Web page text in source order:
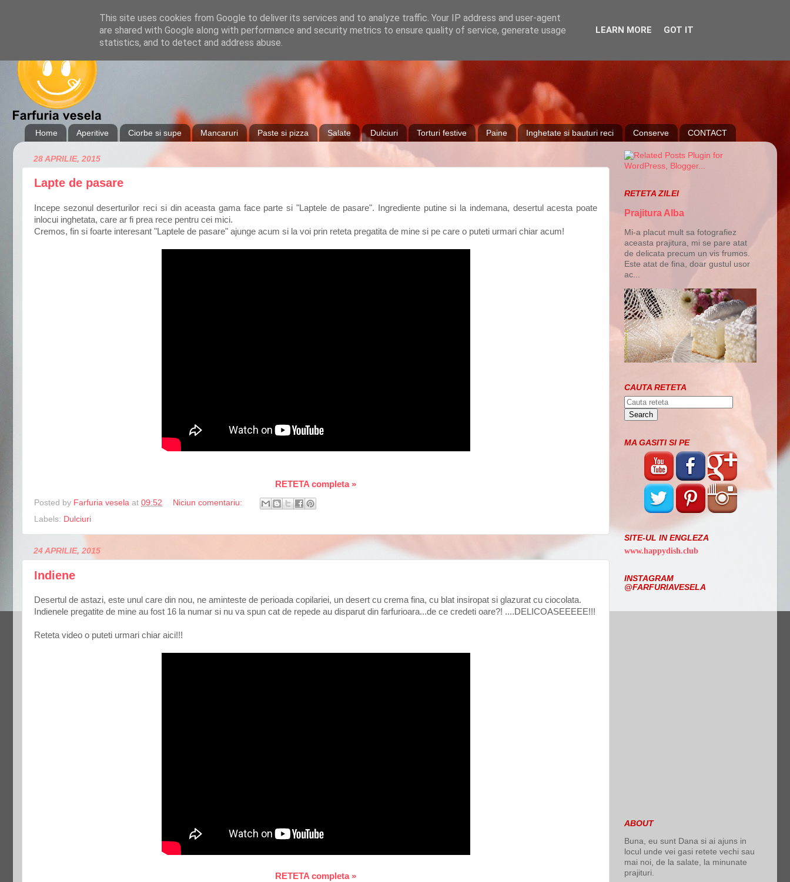
Home Aperitive Ciorbe si supe Mancaruri Paste si pizza Salate Dulciuri Torturi festive Paine Inghetate si bauturi reci Conserve CONTACT
28 APRILIE, 2015
Lapte de pasare
Incepe sezonul deserturilor reci si din aceasta gama face parte si "Laptele de pasare". Ingrediente putine si la indemana, desertul acesta poate
inlocui inghetata, care ar fi prea rece pentru cei mici.
Cremos, fin si foarte interesant "Laptele de pasare" ajunge acum si la voi prin reteta pregatita de mine si pe care o puteti urmari chiar acum!
RETETA completa »
Posted by Farfuria vesela at 09:52
Niciun comentariu:
Labels: Dulciuri
24 APRILIE, 2015
Indiene
Desertul de astazi, este unul care din nou, ne aminteste de perioada copilariei, un desert cu crema fina, cu blat insiropat si glazurat cu ciocolata.
Indienele pregatite de mine au fost 16 la numar si nu va spun cat de repede au disparut din farfurioara...de ce credeti oare?! ....DELICOASEEEEE!!!
Reteta video o puteti urmari chiar aici!!!
RETETA completa »
RETETA ZILEI
Prajitura Alba
Mi-a placut mult sa fotografiez
aceasta prajitura, mi se pare atat
de delicata precum un vis frumos.
Este atat de fina, doar gustul usor
ac...
CAUTA RETETA
MA GASITI SI PE
SITE-UL IN ENGLEZA
www.happydish.club
INSTAGRAM
@FARFURIAVESELA
ABOUT
Buna, eu sunt Dana si ai ajuns in
locul unde vei gasi retete vechi sau
mai noi, de la salate, la minunate
prajituri.
This site uses cookies from Google to deliver its services and to analyze traffic. Your IP address and user-agent
are shared with Google along with performance and security metrics to ensure quality of service, generate usage
statistics, and to detect and address abuse.
LEARN MORE GOT IT